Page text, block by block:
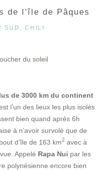
de l’île de Pâques
SUD CHILI
de 3000 km du continent
l’un des lieux les plus isolés
bien quand après 6h
à n’avoir survolé que de
d’île de 163 km2 avec à
Appelé Rapa Nui par les
polynésienne encore bien